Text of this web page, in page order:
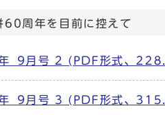
周年を目前に控えて
_9月号 2 (PDF形式、
_9月号 3 (PDF形式、